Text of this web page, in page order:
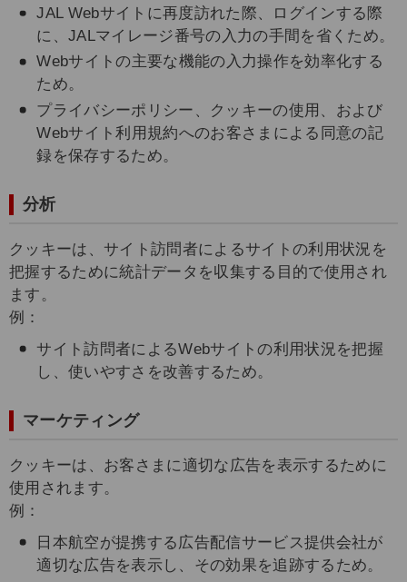
JAL Webサイトに再度訪れた際、ログインする際
に、JALマイレージ番号の入力の手間を省くため。
Webサイトの主要な機能の入力操作を効率化する
ため。
プライバシーポリシー、クッキーの使用、および
Webサイト利用規約へのお客さまによる同意の記
録を保存するため。
分析
クッキーは、サイト訪問者によるサイトの利用状況を
把握するために統計データを収集する目的で使用され
ます。
例：
サイト訪問者によるWebサイトの利用状況を把握
し、使いやすさを改善するため。
マーケティング
クッキーは、お客さまに適切な広告を表示するために
使用されます。
例：
日本航空が提携する広告配信サービス提供会社が
適切な広告を表示し、その効果を追跡するため。